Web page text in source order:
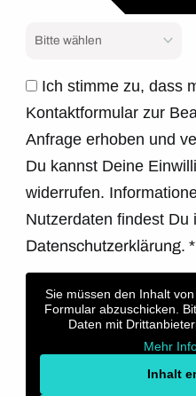
Ich stimme zu, dass
Kontaktformular zur
Anfrage erhoben und
Du kannst Deine
widerrufen.
Nutzerdaten findest Du
Datenschutzerklärung.*
Sie müssen den Inhalt von
Formular abzuschicken.
Daten mit
Mehr
Inhalt